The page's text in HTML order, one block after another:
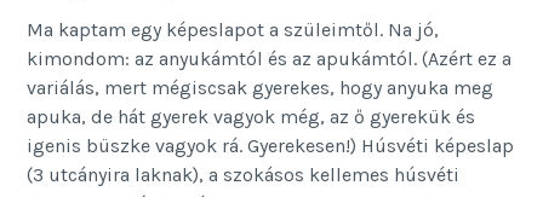
Ma kaptam egy képeslapot a szüleimtől. Na jó,
kimondom: az anyukámtól és az apukámtól. (Azért ez a
variálás, mert mégiscsak gyerekes, hogy anyuka meg
apuka, de hát gyerek vagyok még, az ő gyerekük és
igenis büszke vagyok rá. Gyerekesen!) Húsvéti képeslap
(3 utcányira laknak), a szokásos kellemes húsvéti